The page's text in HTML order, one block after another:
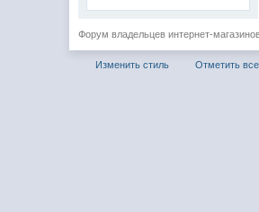
Форум владельцев интернет-
Изменить стиль Отметить